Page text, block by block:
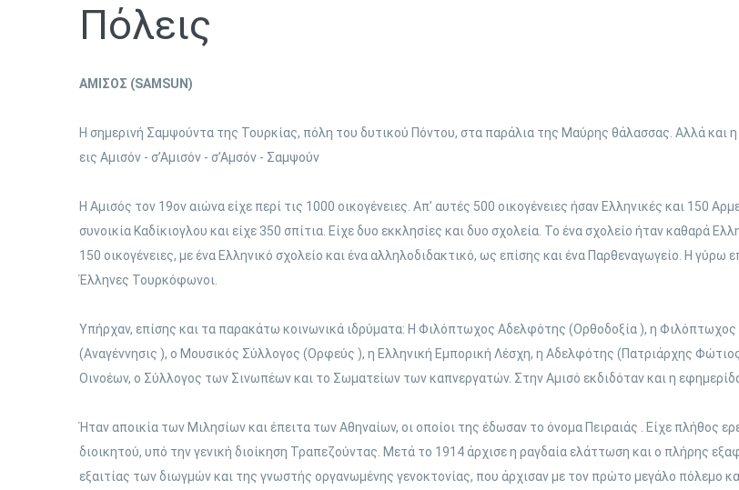
Πόλεις
ΑΜΙΣΟΣ (SAMSUN)
Η σημερινή Σαμψούντα της Τουρκίας, πόλη του δυτικού Πόντου, στα παράλια της Μαύρης θάλασσας. Αλλά και
εις Αμισόν - σ’Αμισόν - σ’Αμσόν - Σαμψούν
Η Αμισός τον 19ον αιώνα είχε περί τις 1000 οικογένειες. Απ’ αυτές 500 οικογένειες ήσαν Ελληνικές και 150
συνοικία Καδίκιογλου και είχε 350 σπίτια. Είχε δυο εκκλησίες και δυο σχολεία. Το ένα σχολείο ήταν καθαρά
150 οικογένειες, με ένα Ελληνικό σχολείο και ένα αλληλοδιδακτικό, ως επίσης και ένα Παρθεναγωγείο. Η
Έλληνες Τουρκόφωνοι.
Υπήρχαν, επίσης και τα παρακάτω κοινωνικά ιδρύματα: Η Φιλόπτωχος Αδελφότης (Ορθοδοξία ), η Φιλόπτωχος
(Αναγέννησις ), ο Μουσικός Σύλλογος (Ορφεύς ), η Ελληνική Εμπορική Λέσχη, η Αδελφότης (Πατριάρχης
Οινοέων, ο Σύλλογος των Σινωπέων και το Σωματείων των καπνεργατών. Στην Αμισό εκδιδόταν και η
Ήταν αποικία των Μιλησίων και έπειτα των Αθηναίων, οι οποίοι της έδωσαν το όνομα Πειραιάς . Είχε πλήθος
διοικητού, υπό την γενική διοίκηση Τραπεζούντας. Μετά το 1914 άρχισε η ραγδαία ελάττωση και ο πλήρης
εξαιτίας των διωγμών και της γνωστής οργανωμένης γενοκτονίας, που άρχισαν με τον πρώτο μεγάλο πόλεμο